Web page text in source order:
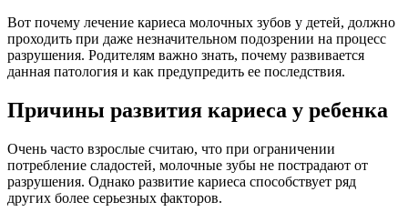
Вот почему лечение кариеса молочных зубов у детей, должно
проходить при даже незначительном подозрении на процесс
разрушения. Родителям важно знать, почему развивается
данная патология и как предупредить ее последствия.
Причины развития кариеса у ребенка
Очень часто взрослые считаю, что при ограничении
потребление сладостей, молочные зубы не пострадают от
разрушения. Однако развитие кариеса способствует ряд
других более серьезных факторов.